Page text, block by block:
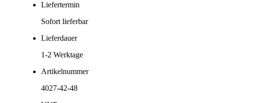
Liefertermin
Sofort lieferbar
Lieferdauer
1-2 Werktage
Artikelnummer
4027-42-48